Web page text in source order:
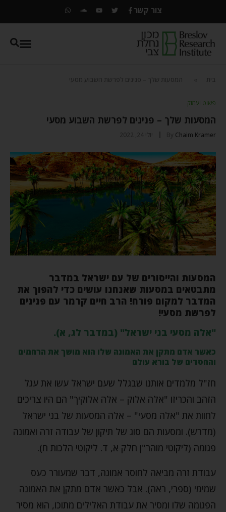
צור קשר
בית המסעות שלך – פנינים לפרשת השבוע מסעי
פשוט ועמוק
המסעות שלך – פנינים לפרשת השבוע מסעי
By Chaim Kramer יולי 24, 2022
המסעות והייסורים של עם ישראל במדבר
מתבטאים במסעות שאנחנו עושים כדי להפוך את
המדבר למקום פורח! הרב חיים קרמר עם פנינים
לפרשת מסעי!
"אלה מסעי בני ישראל" (במדבר לג, א).
כאשר אדם מתקן את האמונה שלו הוא מושך את הרחמים
והחסדים של בורא עולם
חז"ל מלמדים אותנו שבגלל שעם ישראל עשו את עגל
הזהב והכריזו "אלה אלוק – אלה אלוקיך" הם היו צריכים
לחוות את "אלה מסעי" – אלה המסעות של בני ישראל
(מדרש). ומסעות הם סוג של תיקון של עבודה זרה ואמונה
פגומה (ליקוטי מוהר"ן חלק א, ד. ליקוטי הלכות ח).
עבודת זרה מביאה לחוסר אמונה, דבר שמעורר כעס
שמימי (ספרי, ראה). אבל כאשר אדם מתקן את האמונה
הפגומה שלו ומסיר את עבודת האלילים מתוכו, הוא מסיר